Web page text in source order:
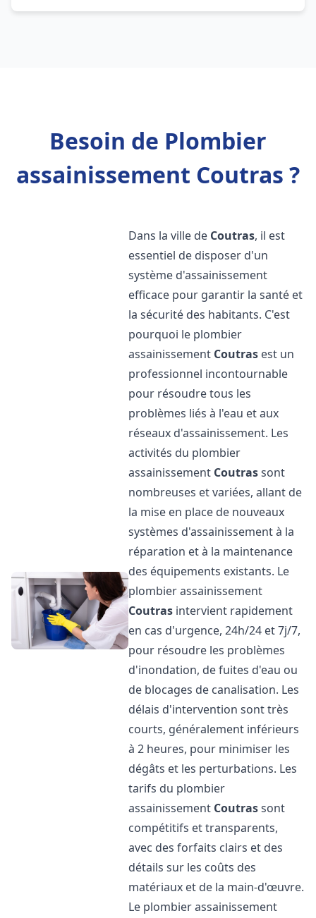
Besoin de Plombier
assainissement Coutras ?
Dans la ville de Coutras, il est
essentiel de disposer d'un
système d'assainissement
efficace pour garantir la santé et
la sécurité des habitants. C'est
pourquoi le plombier
assainissement Coutras est un
professionnel incontournable
pour résoudre tous les
problèmes liés à l'eau et aux
réseaux d'assainissement. Les
activités du plombier
assainissement Coutrassont
nombreuses et variées, allant de
la mise en place de nouveaux
systèmes d'assainissement à la
réparation et à la maintenance
des équipements existants. Le
plombier assainissement
Coutras intervient rapidement
en cas d'urgence, 24h/24 et 7j/7,
pour résoudre les problèmes
d'inondation, de fuites d'eau ou
de blocages de canalisation. Les
délais d'intervention sont très
courts, généralement inférieurs
à 2 heures, pour minimiser les
dégâts et les perturbations. Les
tarifs du plombier
assainissement Coutrassont
compétitifs et transparents,
avec des forfaits clairs et des
détails sur les coûts des
matériaux et de la main-d'œuvre.
Le plombier assainissement